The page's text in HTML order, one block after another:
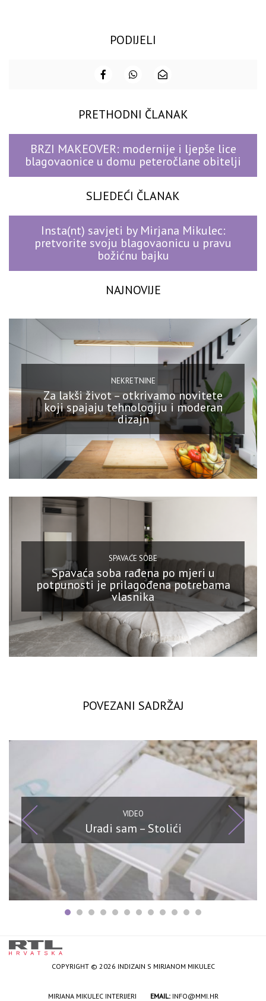
PODIJELI
PRETHODNI ČLANAK
BRZI MAKEOVER: modernije i ljepše lice
blagovaonice u domu peteročlane obitelji
SLJEDEĆI ČLANAK
Insta(nt) savjeti by Mirjana Mikulec:
pretvorite svoju blagovaonicu u pravu
božićnu bajku
NAJNOVIJE
NEKRETNINE
Za lakši život – otkrivamo novitete
koji spajaju tehnologiju i moderan
dizajn
SPAVAĆE SOBE
Spavaća soba rađena po mjeri u
potpunosti je prilagođena potrebama
vlasnika
POVEZANI SADRŽAJ
VIDEO
Uradi sam – Stolići
COPYRIGHT © 2026 INDIZAJN S MIRJANOM MIKULEC
MIRJANA MIKULEC INTERIJERI EMAIL: INFO@MMI.HR